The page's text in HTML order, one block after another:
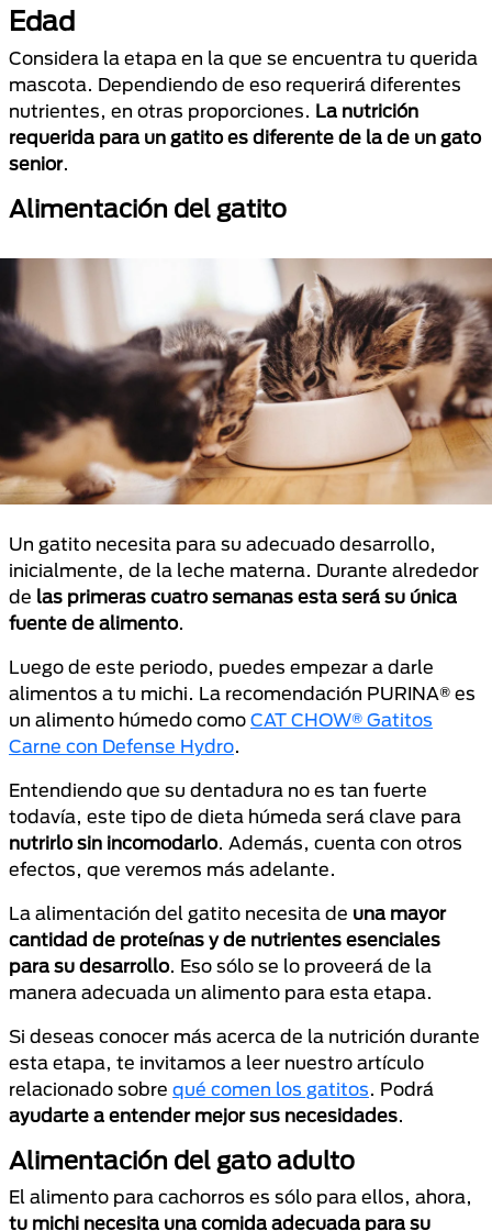
Edad
Considera la etapa en la que se encuentra tu querida
mascota. Dependiendo de eso requerirá diferentes
nutrientes, en otras proporciones. La nutrición
requerida para un gatito es diferente de la de un gato
senior.
Alimentación del gatito
Un gatito necesita para su adecuado desarrollo,
inicialmente, de la leche materna. Durante alrededor
de las primeras cuatro semanas esta será su única
fuente de alimento.
Luego de este periodo, puedes empezar a darle
alimentos a tu michi. La recomendación PURINA® es
un alimento húmedo como CAT CHOW® Gatitos
Carne con Defense Hydro.
Entendiendo que su dentadura no es tan fuerte
todavía, este tipo de dieta húmeda será clave para
nutrirlo sin incomodarlo. Además, cuenta con otros
efectos, que veremos más adelante.
La alimentación del gatito necesita de una mayor
cantidad de proteínas y de nutrientes esenciales
para su desarrollo. Eso sólo se lo proveerá de la
manera adecuada un alimento para esta etapa.
Si deseas conocer más acerca de la nutrición durante
esta etapa, te invitamos a leer nuestro artículo
relacionado sobre qué comen los gatitos. Podrá
ayudarte a entender mejor sus necesidades.
Alimentación del gato adulto
El alimento para cachorros es sólo para ellos, ahora,
tu michi necesita una comida adecuada para su